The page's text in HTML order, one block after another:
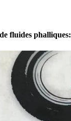
fluides phalliques: